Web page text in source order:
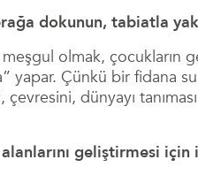
dokunun, tabiatla
olmak, çocukların
yapar. Çünkü bir fidana
çevresini, dünyayı
geliştirmesi için